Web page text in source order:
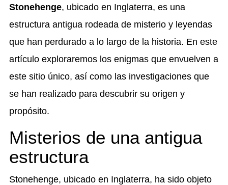
Stonehenge, ubicado en Inglaterra, es una
estructura antigua rodeada de misterio y leyendas
que han perdurado a lo largo de la historia. En este
artículo exploraremos los enigmas que envuelven a
este sitio único, así como las investigaciones que
se han realizado para descubrir su origen y
propósito.
Misterios de una antigua
estructura
Stonehenge, ubicado en Inglaterra, ha sido objeto